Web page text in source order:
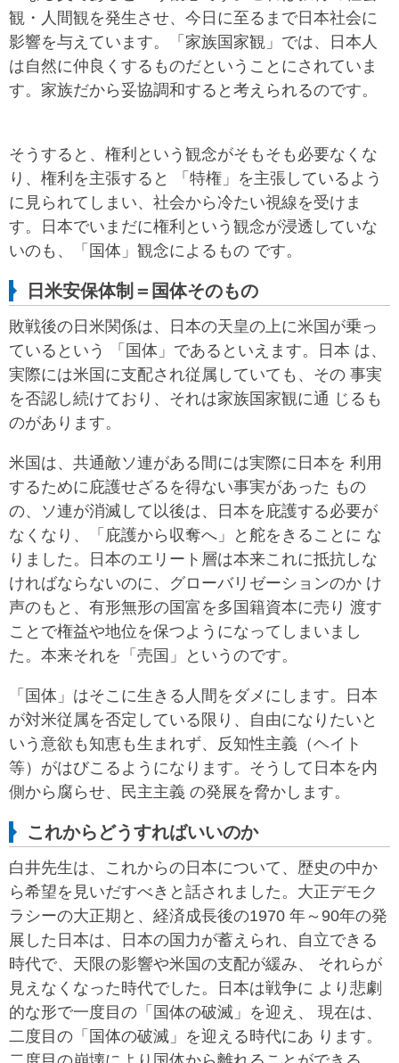
観・人間観を発生させ、今日に至るまで日本社会に
影響を与えています。「家族国家観」では、日本人
は自然に仲良くするものだということにされていま
す。家族だから妥協調和すると考えられるのです。
そうすると、権利という観念がそもそも必要なくな
り、権利を主張すると 「特権」を主張しているよう
に見られてしまい、社会から冷たい視線を受けま
す。日本でいまだに権利という観念が浸透していな
いのも、「国体」観念によるもの です。
日米安保体制＝国体そのもの
敗戦後の日米関係は、日本の天皇の上に米国が乗っ
ているという 「国体」であるといえます。日本 は、
実際には米国に支配され従属していても、その 事実
を否認し続けており、それは家族国家観に通 じるも
のがあります。
米国は、共通敵ソ連がある間には実際に日本を 利用
するために庇護せざるを得ない事実があった もの
の、ソ連が消滅して以後は、日本を庇護する必要が
なくなり、「庇護から収奪へ」と舵をきることに な
りました。日本のエリート層は本来これに抵抗しな
ければならないのに、グローバリゼーションのか け
声のもと、有形無形の国富を多国籍資本に売り 渡す
ことで権益や地位を保つようになってしまいまし
た。本来それを「売国」というのです。
「国体」はそこに生きる人間をダメにします。日本
が対米従属を否定している限り、自由になりたいと
いう意欲も知恵も生まれず、反知性主義（ヘイト
等）がはびこるようになります。そうして日本を内
側から腐らせ、民主主義 の発展を脅かします。
これからどうすればいいのか
白井先生は、これからの日本について、歴史の中か
ら希望を見いだすべきと話されました。大正デモク
ラシーの大正期と、経済成長後の1970 年～90年の発
展した日本は、日本の国力が蓄えられ、自立できる
時代で、天限の影響や米国の支配が緩み、 それらが
見えなくなった時代でした。日本は戦争に より悲劇
的な形で一度目の「国体の破滅」を迎え、 現在は、
二度目の「国体の破滅」を迎える時代にあ ります。